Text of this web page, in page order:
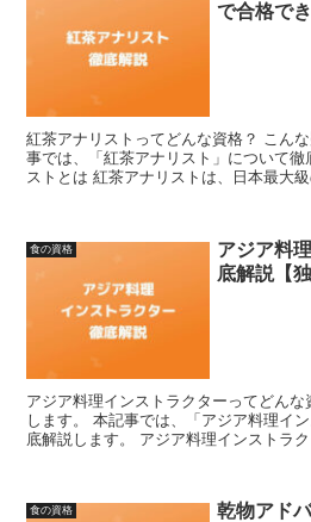
で合格でき
紅茶アナリストってどんな資格？ こん
事では、「紅茶アナリスト」について徹
ストとは 紅茶アナリストは、日本最大
食の資格
アジア料
底解説【
アジア料理インストラクターってどんな
します。 本記事では、「アジア料理イ
底解説します。 アジア料理インストラ
ストラクターとは、アジア料理に関す
食の資格
乾物アド